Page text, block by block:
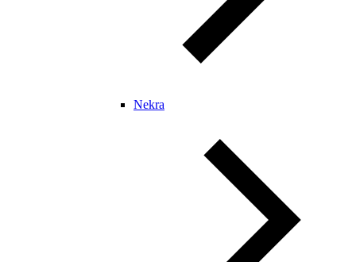
Nekra